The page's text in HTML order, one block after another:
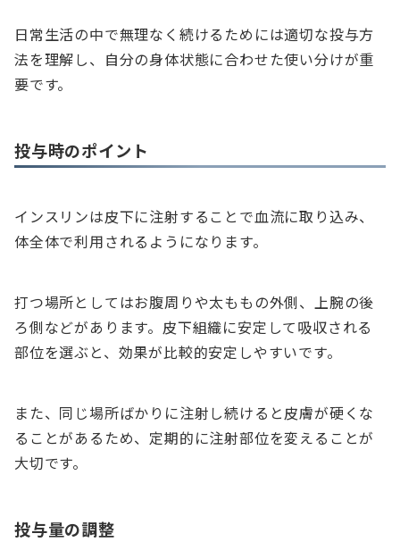
日常生活の中で無理なく続けるためには適切な投与方
法を理解し、自分の身体状態に合わせた使い分けが重
要です。
投与時のポイント
インスリンは皮下に注射することで血流に取り込み、
体全体で利用されるようになります。
打つ場所としてはお腹周りや太ももの外側、上腕の後
ろ側などがあります。皮下組織に安定して吸収される
部位を選ぶと、効果が比較的安定しやすいです。
また、同じ場所ばかりに注射し続けると皮膚が硬くな
ることがあるため、定期的に注射部位を変えることが
大切です。
投与量の調整